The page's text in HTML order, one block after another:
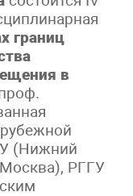
границ
в
(Нижний
РГГУ